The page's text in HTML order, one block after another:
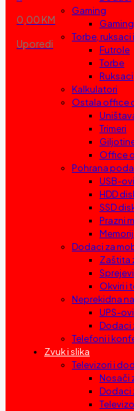
0,00 KM
Uporedi
Gaming
Torbe, ruksaci
Futrole
Torbe
Ruksaci
Kalkulatori
Ostala office
Trimeri
Office
Pohrana
USB-ovi
HDD
SSD
Prazni
Dodaci za
Zaštita
Sprejevi
Okviri i
Neprekidna
UPS-ovi
Dodaci
Telefoni i
Zvuk i slika
Televizori i
Nosači
Dodaci